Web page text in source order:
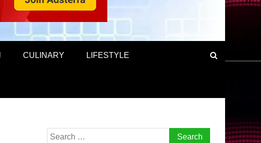
CULINARY LIFESTYLE
Search